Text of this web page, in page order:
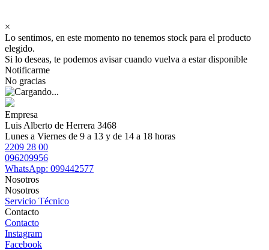
×
Lo sentimos, en este momento no tenemos stock para el producto
elegido.
Si lo deseas, te podemos avisar cuando vuelva a estar disponible
Notificarme
No gracias
Empresa
Luis Alberto de Herrera 3468
Lunes a Viernes de 9 a 13 y de 14 a 18 horas
2209 28 00
096209956
WhatsApp: 099442577
Nosotros
Nosotros
Servicio Técnico
Contacto
Contacto
Instagram
Facebook